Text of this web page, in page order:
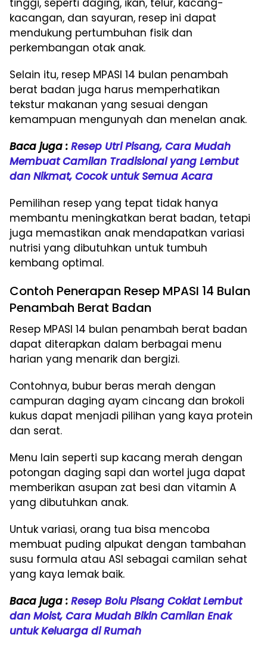
tinggi, seperti daging, ikan, telur, kacang-
kacangan, dan sayuran, resep ini dapat
mendukung pertumbuhan fisik dan
perkembangan otak anak.
Selain itu, resep MPASI 14 bulan penambah
berat badan juga harus memperhatikan
tekstur makanan yang sesuai dengan
kemampuan mengunyah dan menelan anak.
Baca juga : Resep Utri Pisang, Cara Mudah
Membuat Camilan Tradisional yang Lembut
dan Nikmat, Cocok untuk Semua Acara
Pemilihan resep yang tepat tidak hanya
membantu meningkatkan berat badan, tetapi
juga memastikan anak mendapatkan variasi
nutrisi yang dibutuhkan untuk tumbuh
kembang optimal.
Contoh Penerapan Resep MPASI 14 Bulan
Penambah Berat Badan
Resep MPASI 14 bulan penambah berat badan
dapat diterapkan dalam berbagai menu
harian yang menarik dan bergizi.
Contohnya, bubur beras merah dengan
campuran daging ayam cincang dan brokoli
kukus dapat menjadi pilihan yang kaya protein
dan serat.
Menu lain seperti sup kacang merah dengan
potongan daging sapi dan wortel juga dapat
memberikan asupan zat besi dan vitamin A
yang dibutuhkan anak.
Untuk variasi, orang tua bisa mencoba
membuat puding alpukat dengan tambahan
susu formula atau ASI sebagai camilan sehat
yang kaya lemak baik.
Baca juga : Resep Bolu Pisang Coklat Lembut
dan Moist, Cara Mudah Bikin Camilan Enak
untuk Keluarga di Rumah